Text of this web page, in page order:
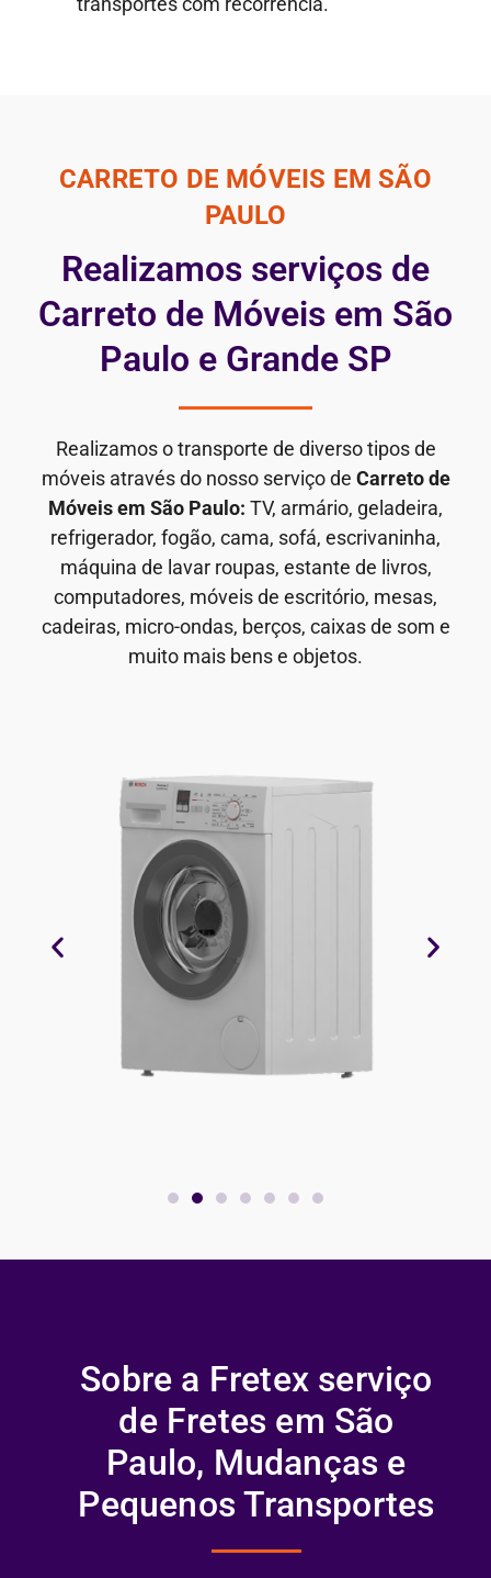
CARRETO DE MÓVEIS EM SÃO
PAULO
Realizamos serviços de
Carreto de Móveis em São
Paulo e Grande SP
Realizamos o transporte de diverso tipos de
móveis através do nosso serviço de Carreto de
Móveis em São Paulo: TV, armário, geladeira,
refrigerador, fogão, cama, sofá, escrivaninha,
máquina de lavar roupas, estante de livros,
computadores, móveis de escritório, mesas,
cadeiras, micro-ondas, berços, caixas de som e
muito mais bens e objetos.
Sobre a Fretex serviço
de Fretes em São
Paulo, Mudanças e
Pequenos Transportes